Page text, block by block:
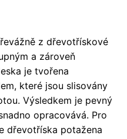
z dřevotřískové
a zároveň
je tvořena
které jsou slisovány
Výsledkem je pevný
opracovává. Pro
dřevotříska potažena